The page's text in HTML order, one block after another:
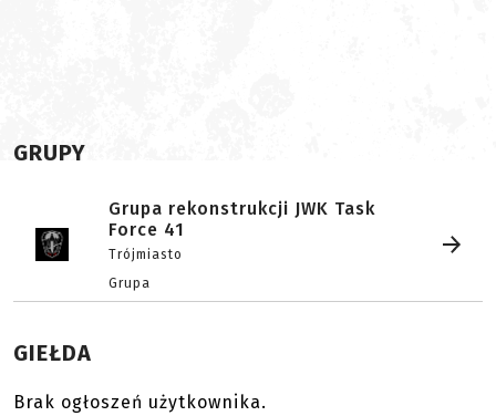
GRUPY
Grupa rekonstrukcji JWK Task
Force 41
Trójmiasto
Grupa
GIEŁDA
Brak ogłoszeń użytkownika.